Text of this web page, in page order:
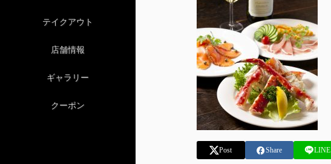
テイクアウト
店舗情報
ギャラリー
クーポン
Post Share LINE